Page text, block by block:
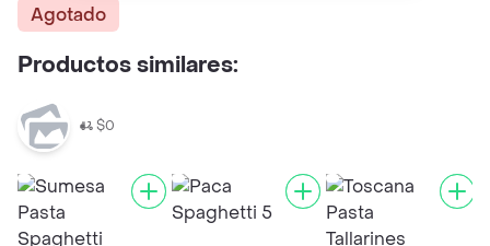
Agotado
Productos similares:
$0